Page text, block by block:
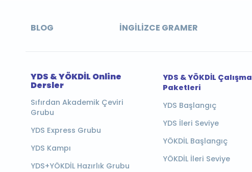
BLOG İNGILIZCE GRAMER
YDS & YÖKDİL Online
Dersler
Sıfırdan Akademik Çeviri
Grubu
YDS Express Grubu
YDS Kampı
YDS+YÖKDİL Hazırlık Grubu
YDS & YÖKDİL Çalışma
Paketleri
YDS Başlangıç
YDS İleri Seviye
YÖKDİL Başlangıç
YÖKDİL İleri Seviye